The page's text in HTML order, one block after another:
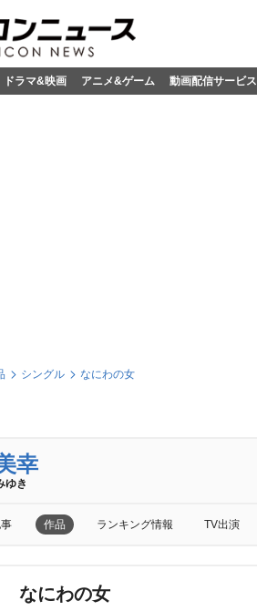
ドラマ&映画 アニメ&ゲーム 動画配信サービス
シングル なにわの女
幸
ゆき
作品 ランキング情報 TV出演
なにわの女